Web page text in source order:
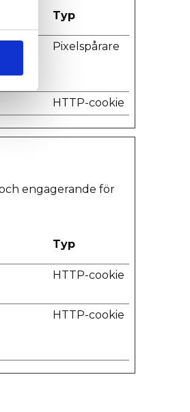
Typ
Pixelspårare
HTTP-cookie
engagerande för
Typ
HTTP-cookie
HTTP-cookie